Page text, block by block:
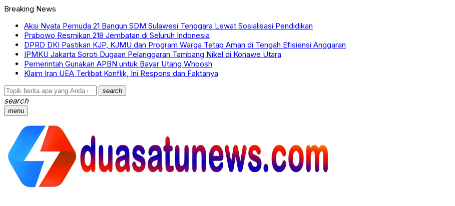
Breaking News
Aksi Nyata Pemuda 21 Bangun SDM Sulawesi Tenggara Lewat Sosialisasi Pendidikan
Prabowo Resmikan 218 Jembatan di Seluruh Indonesia
DPRD DKI Pastikan KJP, KJMU dan Program Warga Tetap Aman di Tengah Efisiensi Anggaran
IPMKU Jakarta Soroti Dugaan Pelanggaran Tambang Nikel di Konawe Utara
Pemerintah Gunakan APBN untuk Bayar Utang Whoosh
Klaim Iran UEA Terlibat Konflik, Ini Respons dan Faktanya
search
search
menu